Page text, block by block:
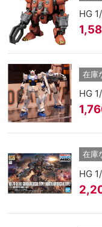
HG
在庫
HG
在庫
HG